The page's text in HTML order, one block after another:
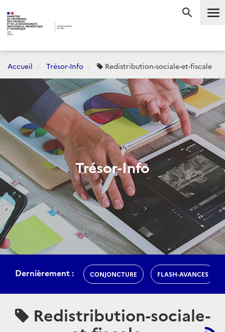
Accueil Trésor-Info Redistribution-sociale-et-fiscale
Trésor-Info
Dernièrement : CONJONCTURE FLASH-AVANCES
Redistribution-sociale-